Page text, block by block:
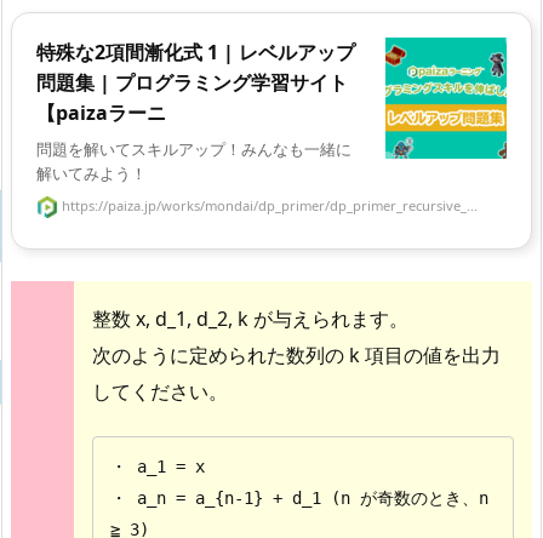
特殊な2項間漸化式 1 | レベルアップ
問題集 | プログラミング学習サイト
【paizaラーニ
問題を解いてスキルアップ！みんなも一緒に
解いてみよう！
https://paiza.jp/works/mondai/dp_primer/dp_primer_recursive_...
整数 x, d_1, d_2, k が与えられます。
次のように定められた数列の k 項目の値を出力
してください。
・ a_1 = x
・ a_n = a_{n-1} + d_1 (n が奇数のとき、n
≧ 3)